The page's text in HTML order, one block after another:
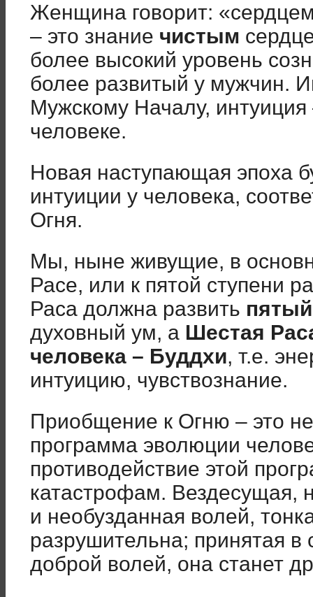
Женщина говорит:
– это знание чистым
более высокий уровень
более развитый у мужчин.
Мужскому Началу,
человеке.
Новая наступающая эпоха
интуиции у человека,
Огня.
Мы, ныне живущие, в
Расе, или к пятой ступени
Раса должна развить
духовный ум, а Шестая
человека – Буддхи, т.е.
интуицию, чувствознание.
Приобщение к Огню – это
программа эволюции
противодействие этой
катастрофам. Вездесущая,
и необузданная волей,
разрушительна; принятая
доброй волей, она станет